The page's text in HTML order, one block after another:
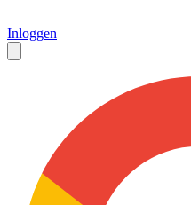
Inloggen